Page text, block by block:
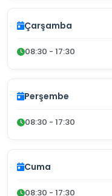
Çarşamba
08:30 - 17:30
Perşembe
08:30 - 17:30
Cuma
08:30 - 17:30